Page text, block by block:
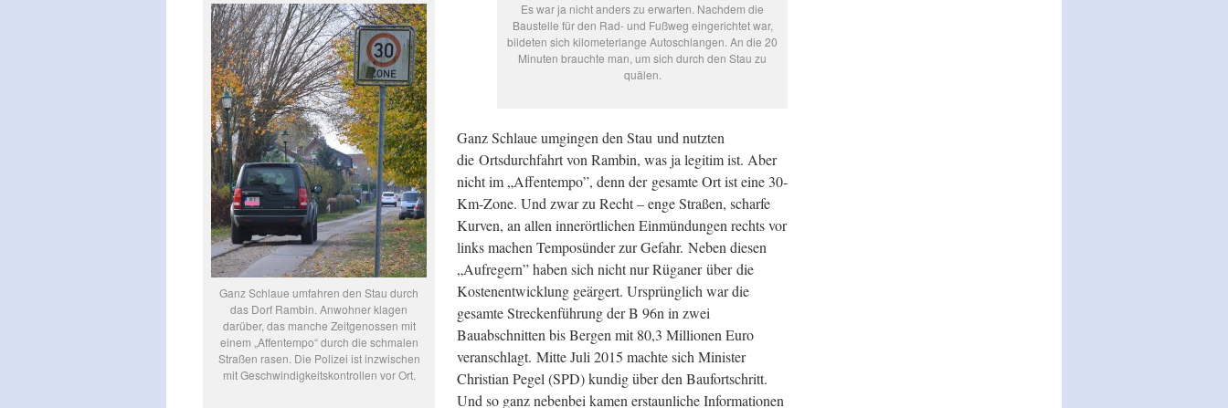
Es war ja nicht anders zu erwarten. Nachdem die
Baustelle für den Rad- und Fußweg eingerichtet war,
bildeten sich kilometerlange Autoschlangen. An die 20
Minuten brauchte man, um sich durch den Stau zu
quälen.
Ganz Schlaue umfahren den Stau durch
das Dorf Rambin. Anwohner klagen
darüber, das manche Zeitgenossen mit
einem „Affentempo“ durch die schmalen
Straßen rasen. Die Polizei ist inzwischen
mit Geschwindigkeitskontrollen vor Ort.
Ganz Schlaue umgingen den Stau und nutzten
die Ortsdurchfahrt von Rambin, was ja legitim ist. Aber
nicht im „Affentempo”, denn der gesamte Ort ist eine 30-
Km-Zone. Und zwar zu Recht – enge Straßen, scharfe
Kurven, an allen innerörtlichen Einmündungen rechts vor
links machen Temposünder zur Gefahr. Neben diesen
„Aufregern” haben sich nicht nur Rüganer über die
Kostenentwicklung geärgert. Ursprünglich war die
gesamte Streckenführung der B 96n in zwei
Bauabschnitten bis Bergen mit 80,3 Millionen Euro
veranschlagt. Mitte Juli 2015 machte sich Minister
Christian Pegel (SPD) kundig über den Baufortschritt.
Und so ganz nebenbei kamen erstaunliche Informationen